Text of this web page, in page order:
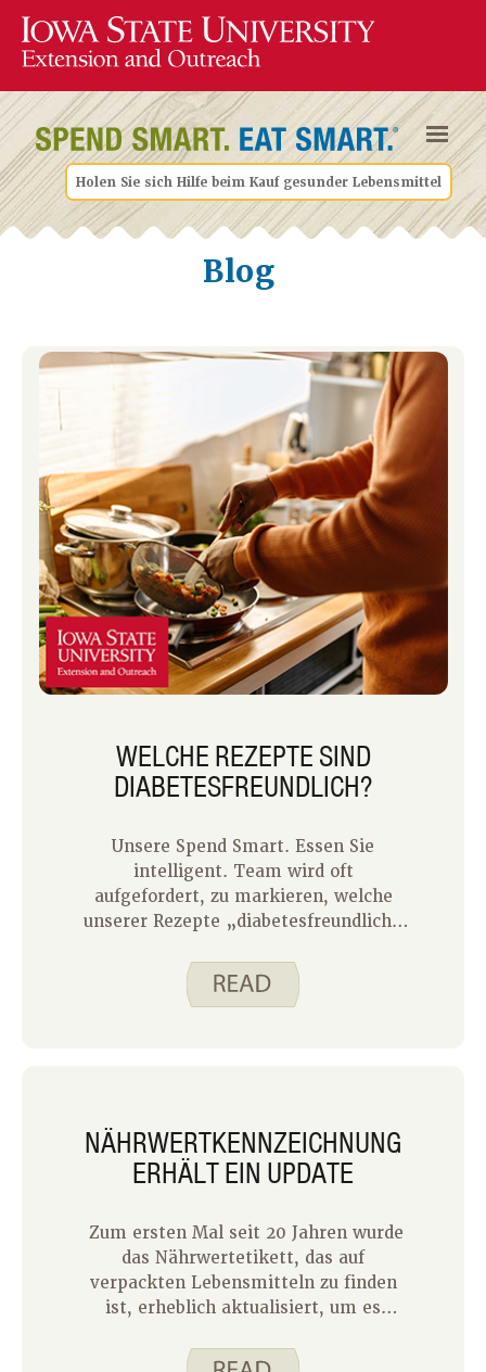
Holen Sie sich Hilfe beim Kauf gesunder Lebensmittel
Blog
WELCHE REZEPTE SIND
DIABETESFREUNDLICH?
Unsere Spend Smart. Essen Sie
intelligent. Team wird oft
aufgefordert, zu markieren, welche
unserer Rezepte „diabetesfreundlich“
warum wir das nicht tun.
NÄHRWERTKENNZEICHNUNG
ERHÄLT EIN UPDATE
das Nährwertetikett, das auf
verpackten Lebensmitteln zu finden
ist, erheblich aktualisiert, um es
Nährwertetikett kann Ihnen helfen,